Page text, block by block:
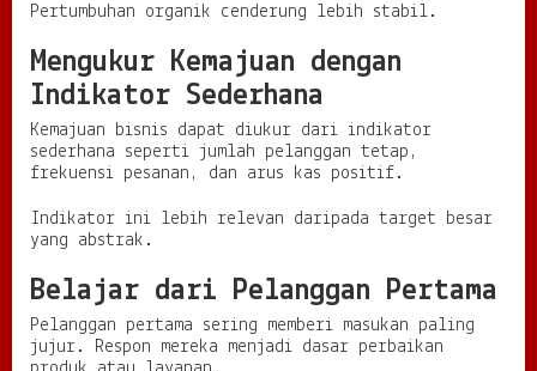
Pertumbuhan organik cenderung lebih stabil.
Mengukur Kemajuan dengan
Indikator Sederhana
Kemajuan bisnis dapat diukur dari indikator
sederhana seperti jumlah pelanggan tetap,
frekuensi pesanan, dan arus kas positif.
Indikator ini lebih relevan daripada target besar
yang abstrak.
Belajar dari Pelanggan Pertama
Pelanggan pertama sering memberi masukan paling
jujur. Respon mereka menjadi dasar perbaikan